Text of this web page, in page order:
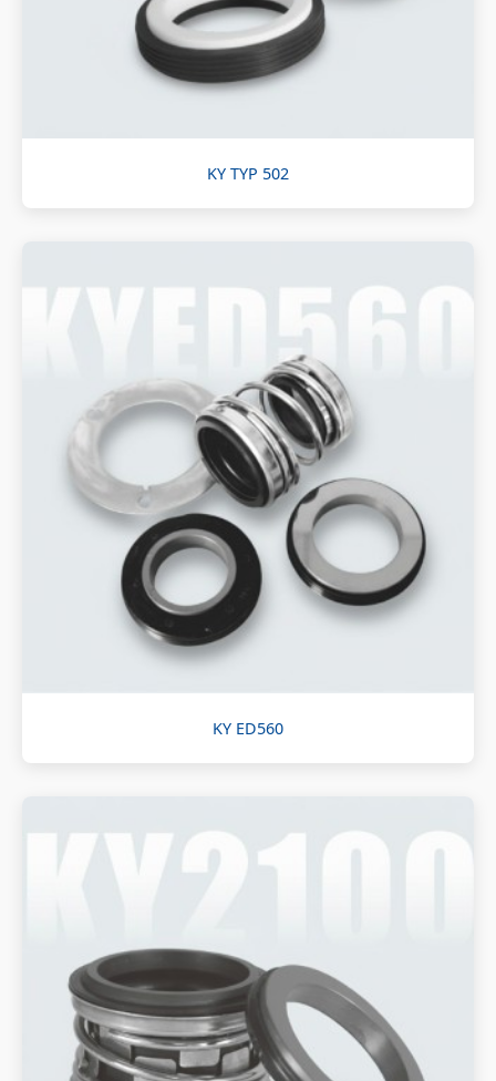
KY TYP 502
KY ED560